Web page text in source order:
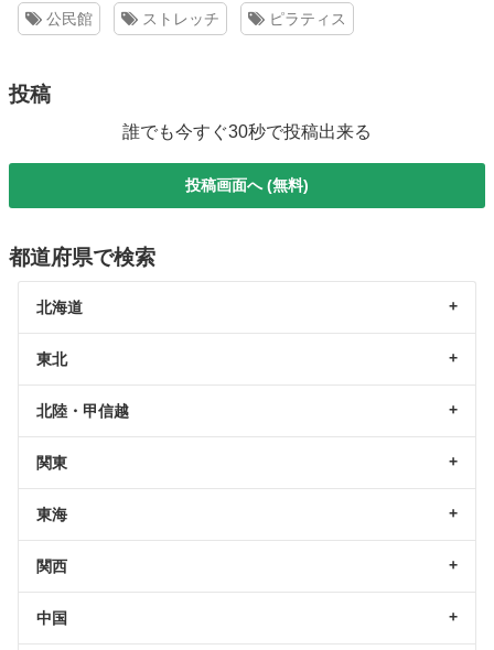
公民館 ストレッチ ピラティス
投稿
誰でも今すぐ30秒で投稿出来る
投稿画面へ (無料)
都道府県で検索
北海道
東北
北陸・甲信越
関東
東海
関西
中国